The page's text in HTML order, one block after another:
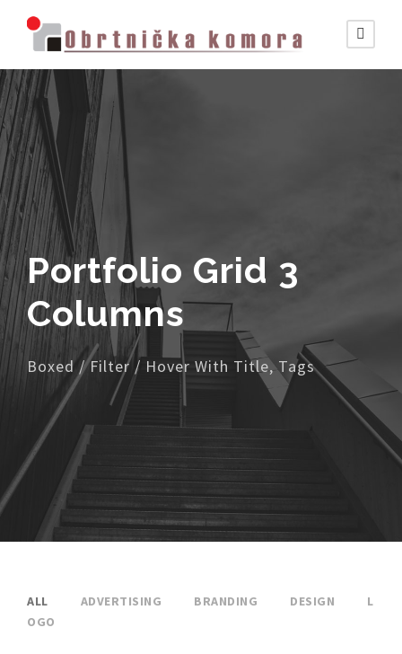
Portfolio Grid 3
Columns
Boxed / Filter / Hover With Title, Tags
ALL ADVERTISING BRANDING DESIGN
L
OGO